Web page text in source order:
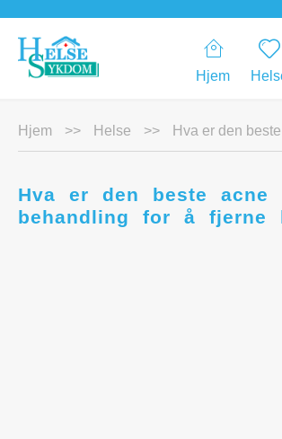
Hjem
Hjem >> Helse >> Hva er den beste acne
Hva er den beste acne
behandling for å fjerne